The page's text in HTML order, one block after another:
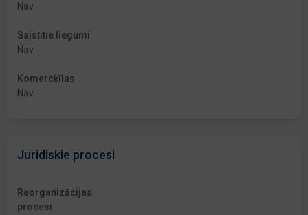
Nav
Saistītie liegumi
Nav
Komercķīlas
Nav
Juridiskie procesi
Reorganizācijas
procesi